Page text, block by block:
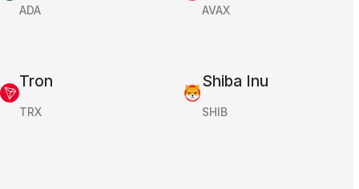
ADA AVAX
Tron
TRX
Shiba Inu
SHIB